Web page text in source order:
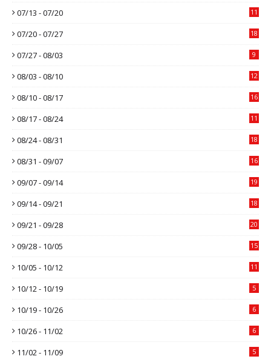
07/13 - 07/20 11
07/20 - 07/27 18
07/27 - 08/03 9
08/03 - 08/10 12
08/10 - 08/17 16
08/17 - 08/24 11
08/24 - 08/31 18
08/31 - 09/07 16
09/07 - 09/14 19
09/14 - 09/21 18
09/21 - 09/28 20
09/28 - 10/05 15
10/05 - 10/12 11
10/12 - 10/19 5
10/19 - 10/26 6
10/26 - 11/02 6
11/02 - 11/09 5